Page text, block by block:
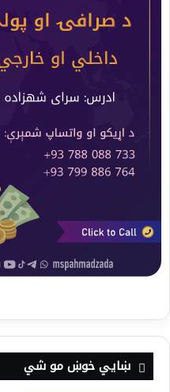
ښايي خوښ مو شي